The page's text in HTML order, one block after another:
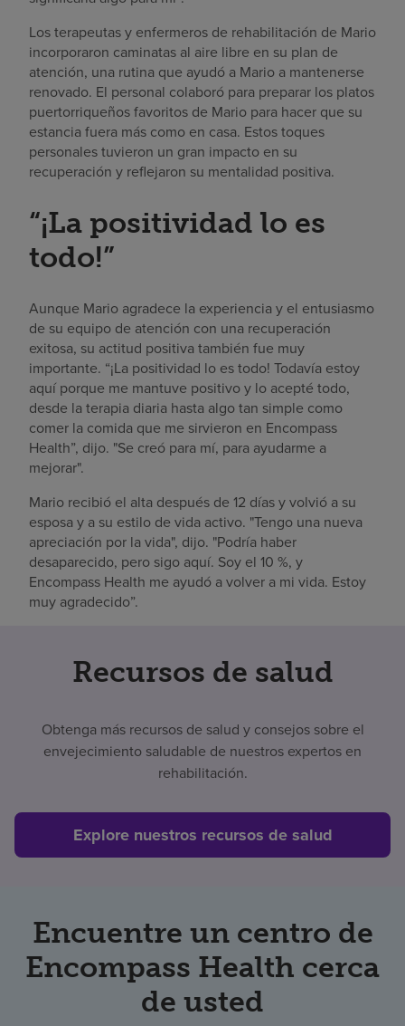
Los terapeutas y enfermeros de rehabilitación de Mario
incorporaron caminatas al aire libre en su plan de
atención, una rutina que ayudó a Mario a mantenerse
renovado. El personal colaboró para preparar los platos
puertorriqueños favoritos de Mario para hacer que su
estancia fuera más como en casa. Estos toques
personales tuvieron un gran impacto en su
recuperación y reflejaron su mentalidad positiva.
“¡La positividad lo es
todo!”
Aunque Mario agradece la experiencia y el entusiasmo
de su equipo de atención con una recuperación
exitosa, su actitud positiva también fue muy
importante. “¡La positividad lo es todo! Todavía estoy
aquí porque me mantuve positivo y lo acepté todo,
desde la terapia diaria hasta algo tan simple como
comer la comida que me sirvieron en Encompass
Health”, dijo. "Se creó para mí, para ayudarme a
mejorar".
Mario recibió el alta después de 12 días y volvió a su
esposa y a su estilo de vida activo. "Tengo una nueva
apreciación por la vida", dijo. "Podría haber
desaparecido, pero sigo aquí. Soy el 10 %, y
Encompass Health me ayudó a volver a mi vida. Estoy
muy agradecido”.
Recursos de salud
Obtenga más recursos de salud y consejos sobre el
envejecimiento saludable de nuestros expertos en
rehabilitación.
Explore nuestros recursos de salud
Encuentre un centro de
Encompass Health cerca
de usted